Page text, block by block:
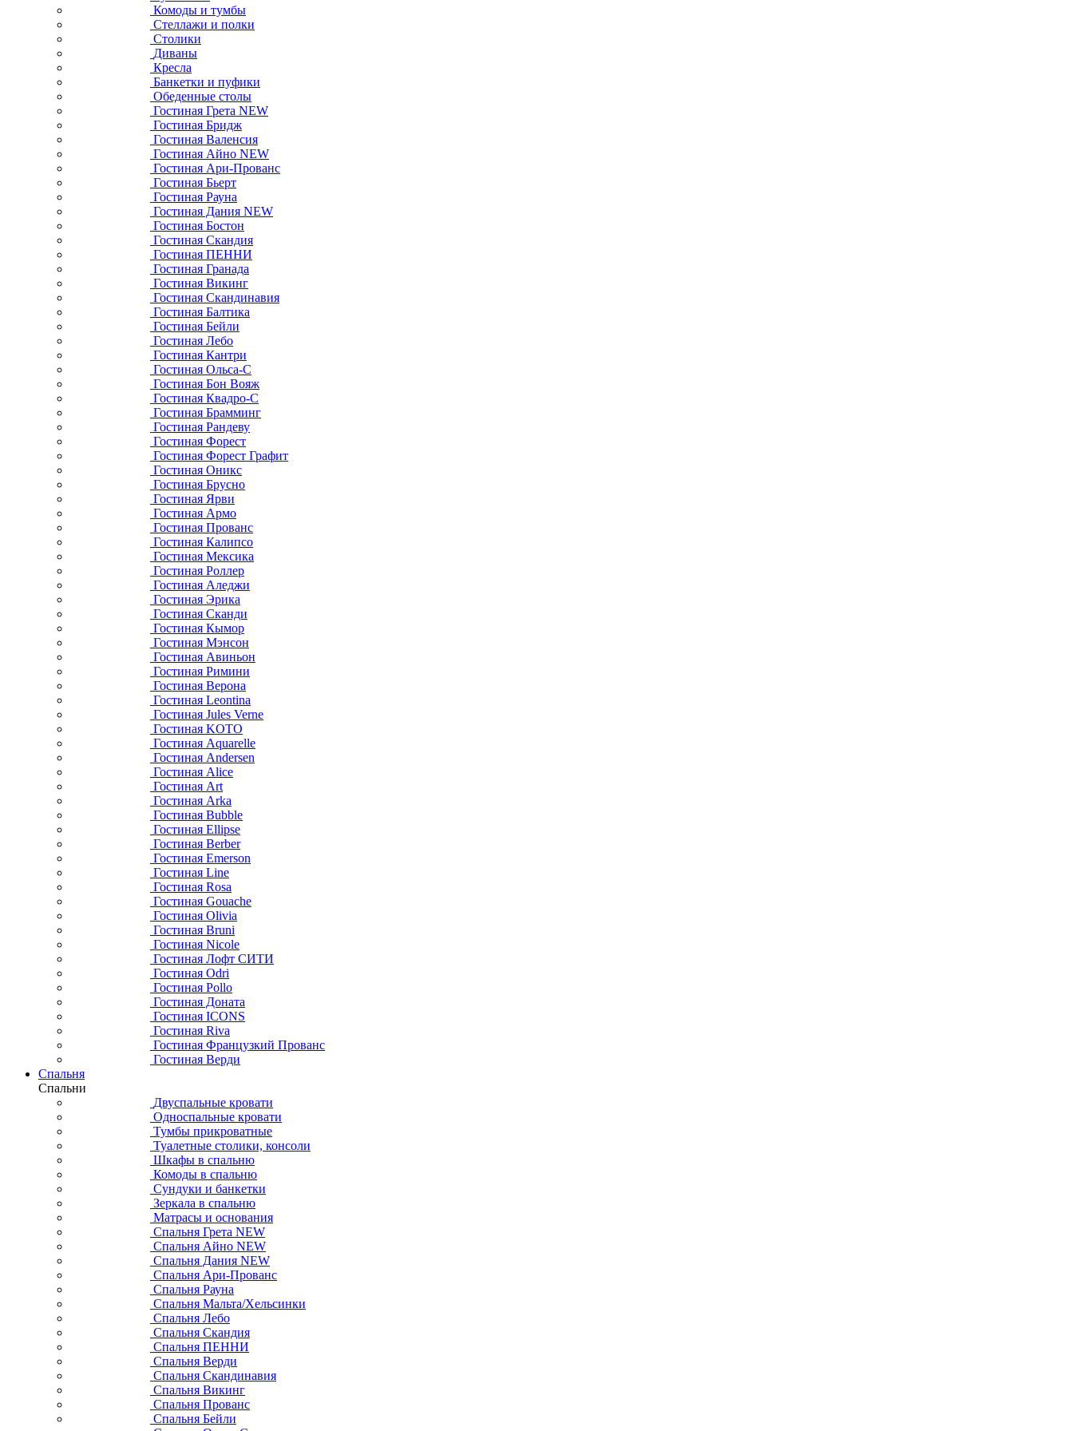
Комоды и тумбы
Стеллажи и полки
Столики
Диваны
Кресла
Банкетки и пуфики
Обеденные столы
Гостиная Грета NEW
Гостиная Бридж
Гостиная Валенсия
Гостиная Айно NEW
Гостиная Ари-Прованс
Гостиная Бьерт
Гостиная Рауна
Гостиная Дания NEW
Гостиная Бостон
Гостиная Скандия
Гостиная ПЕННИ
Гостиная Гранада
Гостиная Викинг
Гостиная Скандинавия
Гостиная Балтика
Гостиная Бейли
Гостиная Лебо
Гостиная Кантри
Гостиная Ольса-С
Гостиная Бон Вояж
Гостиная Квадро-С
Гостиная Брамминг
Гостиная Рандеву
Гостиная Форест
Гостиная Форест Графит
Гостиная Оникс
Гостиная Брусно
Гостиная Ярви
Гостиная Армо
Гостиная Прованс
Гостиная Калипсо
Гостиная Мексика
Гостиная Роллер
Гостиная Аледжи
Гостиная Эрика
Гостиная Сканди
Гостиная Кымор
Гостиная Мэнсон
Гостиная Авиньон
Гостиная Римини
Гостиная Верона
Гостиная Leontina
Гостиная Jules Verne
Гостиная KOTO
Гостиная Aquarelle
Гостиная Andersen
Гостиная Alice
Гостиная Art
Гостиная Arka
Гостиная Bubble
Гостиная Ellipse
Гостиная Berber
Гостиная Emerson
Гостиная Line
Гостиная Rosa
Гостиная Gouache
Гостиная Olivia
Гостиная Bruni
Гостиная Nicole
Гостиная Лофт СИТИ
Гостиная Odri
Гостиная Pollo
Гостиная Доната
Гостиная ICONS
Гостиная Riva
Гостиная Французкий Прованс
Гостиная Верди
Спальня
Спальни
Двуспальные кровати
Односпальные кровати
Тумбы прикроватные
Туалетные столики, консоли
Шкафы в спальню
Комоды в спальню
Сундуки и банкетки
Зеркала в спальню
Матрасы и основания
Спальня Грета NEW
Спальня Айно NEW
Спальня Дания NEW
Спальня Ари-Прованс
Спальня Рауна
Спальня Мальта/Хельсинки
Спальня Лебо
Спальня Скандия
Спальня ПЕННИ
Спальня Верди
Спальня Скандинавия
Спальня Викинг
Спальня Прованс
Спальня Бейли